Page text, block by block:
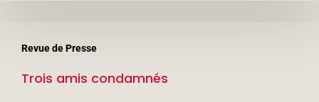
Revue de Presse
amis
condamnés
Trois amis condamnés